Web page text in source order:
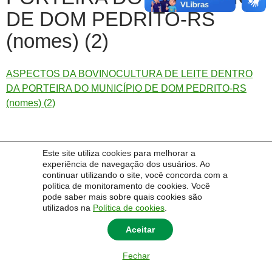
Este site utiliza cookies para melhorar a
experiência de navegação dos usuários. Ao
continuar utilizando o site, você concorda com a
política de monitoramento de cookies. Você
pode saber mais sobre quais cookies são
utilizados na Política de cookies
Aceitar
Fechar
DE DOM PEDRITO-RS
(nomes) (2)
ASPECTOS DA BOVINOCULTURA DE LEITE DENTRO
DA PORTEIRA DO MUNICÍPIO DE DOM PEDRITO-RS
(nomes) (2)
© 2026 Universidade Federal do Pampa - UNIPAMPA